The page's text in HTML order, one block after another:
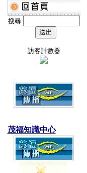
搜尋
訪客計數器
茂福知識中心